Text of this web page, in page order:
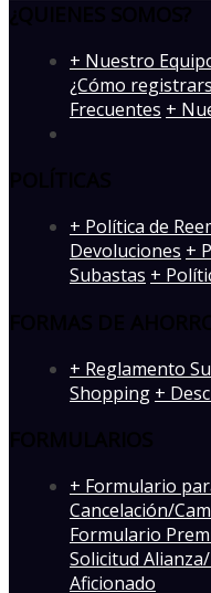
­+ Nuestro
¿Cómo
Frecuentes +
+ Política de
Devoluciones +
Subastas +
+ Reglamento
Shopping +
+ Formulario
Cancelación/
Formulario
Solicitud
Aficionado